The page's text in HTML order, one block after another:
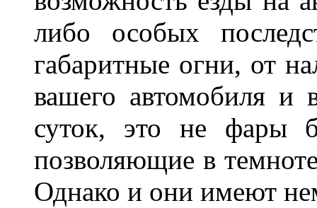
либо особых
габаритные огни, от
вашего автомобиля и
суток, это не фары
позволяющие в
Однако и они имеют